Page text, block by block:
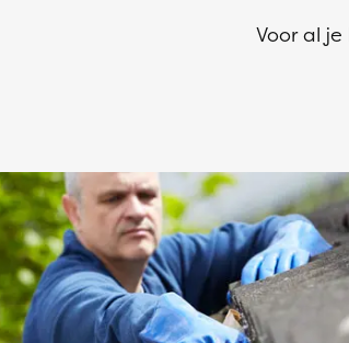
Voor al